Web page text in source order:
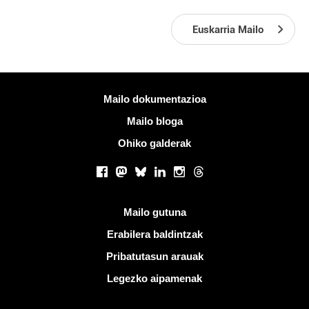
Euskarria Mailo
Mailo dokumentazioa
Mailo bloga
Ohiko galderak
Facebook
Mastodon
BlueskyLinkedInInstagram
Threads
Mailo gutuna
Erabilera baldintzak
Pribatutasun arauak
Legezko aipamenak